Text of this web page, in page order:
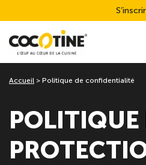
POLITIQUE
Accueil > Politique de confidentialité